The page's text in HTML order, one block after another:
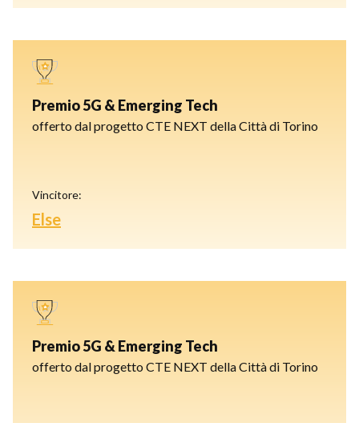
Premio 5G & Emerging Tech
offerto dal progetto CTE NEXT della Città di Torino
Vincitore:
Else
Premio 5G & Emerging Tech
offerto dal progetto CTE NEXT della Città di Torino